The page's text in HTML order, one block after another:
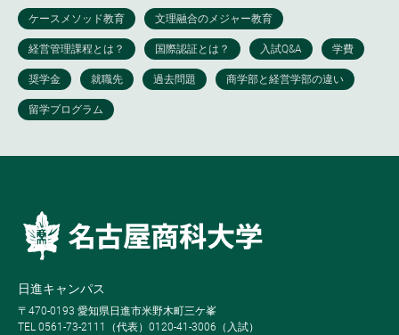
日進キャンパス
〒470-0193 愛知県日進市米野木町三ケ峯
TEL 0561-73-2111（代表）0120-41-3006（入試）